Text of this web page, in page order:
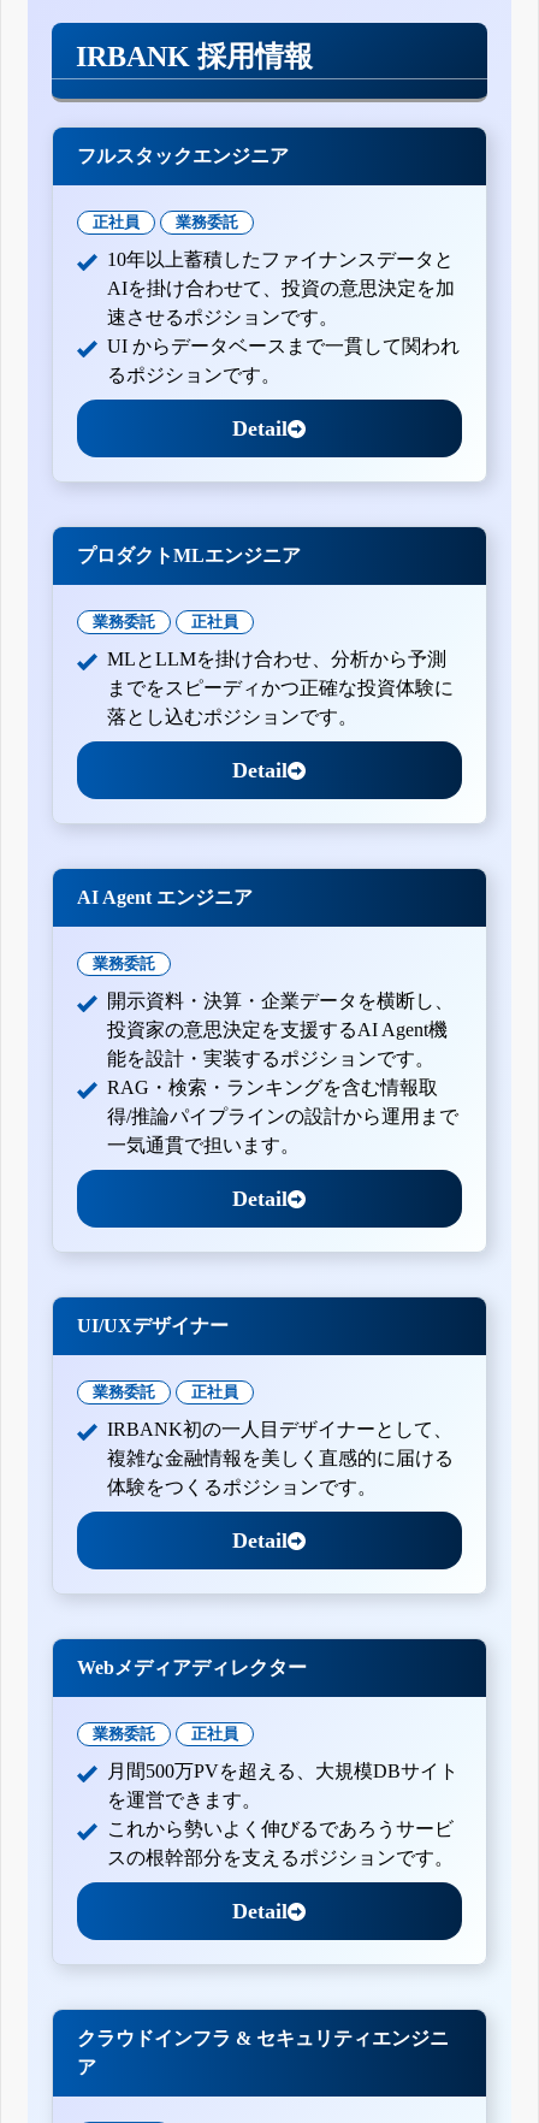
IRBANK 採用情報
フルスタックエンジニア
正社員 業務委託
10年以上蓄積したファイナンスデータと
AIを掛け合わせて、投資の意思決定を加
速させるポジションです。
UI からデータベースまで一貫して関われ
るポジションです。
Detail
プロダクトMLエンジニア
業務委託 正社員
MLとLLMを掛け合わせ、分析から予測
までをスピーディかつ正確な投資体験に
落とし込むポジションです。
Detail
AI Agent エンジニア
業務委託
開示資料・決算・企業データを横断し、
投資家の意思決定を支援するAI Agent機
能を設計・実装するポジションです。
RAG・検索・ランキングを含む情報取
得/推論パイプラインの設計から運用まで
一気通貫で担います。
Detail
UI/UXデザイナー
業務委託 正社員
IRBANK初の一人目デザイナーとして、
複雑な金融情報を美しく直感的に届ける
体験をつくるポジションです。
Detail
Webメディアディレクター
業務委託 正社員
月間500万PVを超える、大規模DBサイト
を運営できます。
これから勢いよく伸びるであろうサービ
スの根幹部分を支えるポジションです。
Detail
クラウドインフラ & セキュリティエンジニ
ア